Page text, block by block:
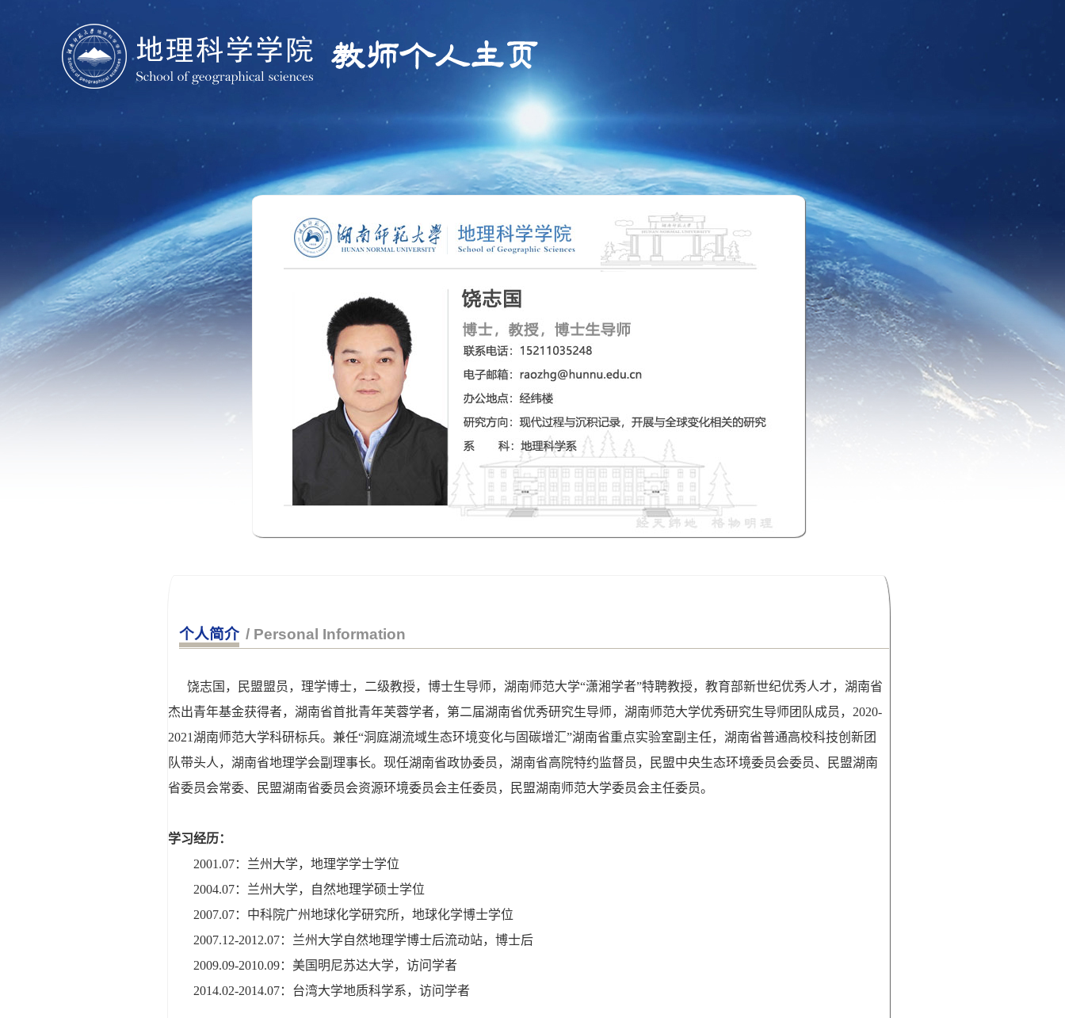
个人简介 / Personal Information
饶志国，民盟盟员，理学博士，二级教授，博士生导师，湖南师范大学“潇湘学者”特聘教授，教育部新世纪优秀人才，湖南省
杰出青年基金获得者，湖南省首批青年芙蓉学者，第二届湖南省优秀研究生导师，湖南师范大学优秀研究生导师团队成员，2020-
2021湖南师范大学科研标兵。兼任“洞庭湖流域生态环境变化与固碳增汇”湖南省重点实验室副主任，湖南省普通高校科技创新团
队带头人，湖南省地理学会副理事长。现任湖南省政协委员，湖南省高院特约监督员，民盟中央生态环境委员会委员、民盟湖南
省委员会常委、民盟湖南省委员会资源环境委员会主任委员，民盟湖南师范大学委员会主任委员。
学习经历：
2001.07：兰州大学，地理学学士学位
2004.07：兰州大学，自然地理学硕士学位
2007.07：中科院广州地球化学研究所，地球化学博士学位
2007.12-2012.07：兰州大学自然地理学博士后流动站，博士后
2009.09-2010.09：美国明尼苏达大学，访问学者
2014.02-2014.07：台湾大学地质科学系，访问学者